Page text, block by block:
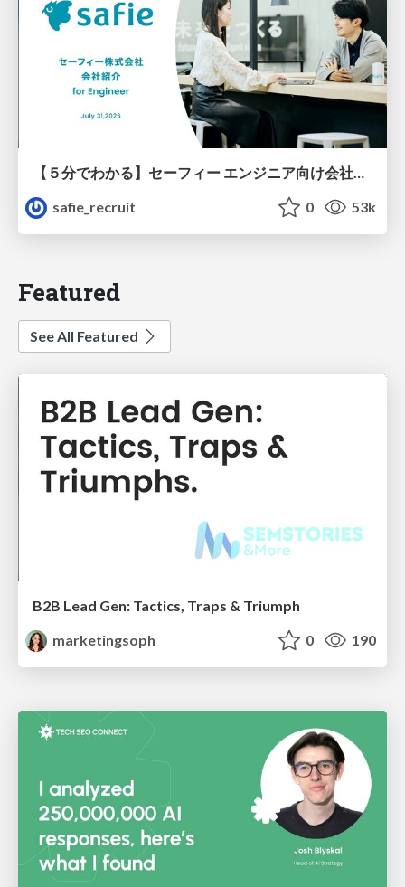
【５分でわかる】セーフィー エンジニア向け会社紹介
safie_recruit
0 53k
Featured
See All Featured
B2B Lead Gen: Tactics, Traps & Triumph
marketingsoph
0 190